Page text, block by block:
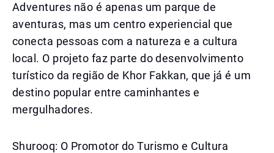
Adventures não é apenas um parque de
aventuras, mas um centro experiencial que
conecta pessoas com a natureza e a cultura
local. O projeto faz parte do desenvolvimento
turístico da região de Khor Fakkan, que já é um
destino popular entre caminhantes e
mergulhadores.
Shurooq: O Promotor do Turismo e Cultura